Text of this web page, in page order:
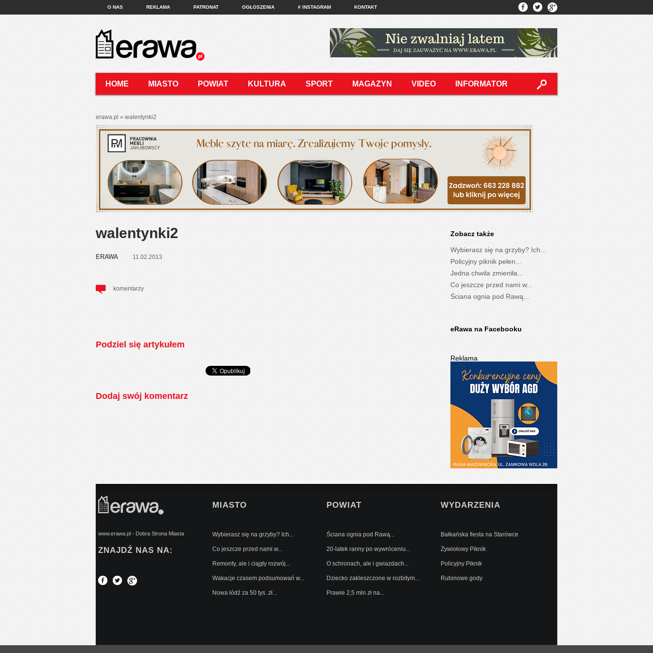
O NAS REKLAMA PATRONAT OGŁOSZENIA # INSTAGRAM KONTAKT
HOME MIASTO POWIAT KULTURA SPORT MAGAZYN VIDEO INFORMATOR
erawa.pl » walentynki2
walentynki2
ERAWA 11.02.2013
komentarzy
Podziel się artykułem
Dodaj swój komentarz
Zobacz także
Wybierasz się na grzyby? Ich...
Policyjny piknik pełen...
Jedna chwila zmieniła...
Co jeszcze przed nami w...
Ściana ognia pod Rawą...
eRawa na Facebooku
Reklama
www.erawa.pl - Dobra Strona Miasta
ZNAJDŹ NAS NA:
MIASTO
Wybierasz się na grzyby? Ich...
Co jeszcze przed nami w...
Remonty, ale i ciągły rozwój...
Wakacje czasem podsumowań w...
Nowa łódź za 50 tys. zł...
POWIAT
Ściana ognia pod Rawą...
20-latek ranny po wywróceniu...
O schronach, ale i gwiazdach...
Dziecko zakleszczone w rozbitym...
Prawie 2,5 mln zł na...
WYDARZENIA
Bałkańska fiesta na Starówce
Żywiołowy Piknik
Policyjny Piknik
Rubinowe gody